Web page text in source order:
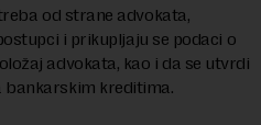
od strane advokata,
i prikupljaju se podaci o
advokata, kao i da se utvrdi
bankarskim kreditima.